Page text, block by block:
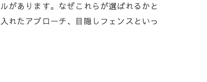
があります。なぜこれらが選ばれるかと
れたアプローチ、目隠しフェンスといっ